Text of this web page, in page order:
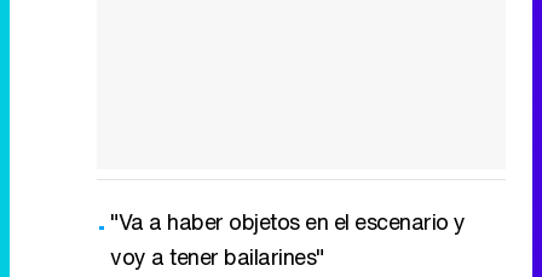
"Va a haber objetos en el escenario y
voy a tener bailarines"